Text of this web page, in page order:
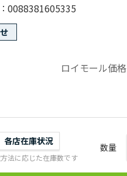
0088381605335
ロイモール価格
各店在庫状況
法に応じた在庫数です
数量